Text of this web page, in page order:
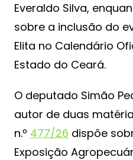
Everaldo Silva,
sobre a inclusão do
Elita no Calendário
Estado do Ceará.
O deputado Simão
autor de duas
n.º 477/26 dispõe
Exposição